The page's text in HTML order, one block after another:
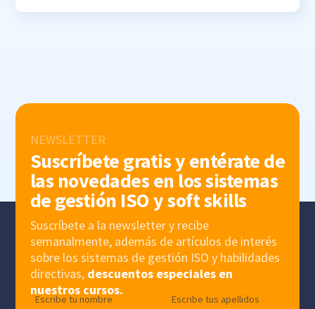
NEWSLETTER
Suscríbete gratis y entérate de
las novedades en los sistemas
de gestión ISO y soft skills
Suscríbete a la newsletter y recibe
semanalmente, además de artículos de interés
sobre los sistemas de gestión ISO y habilidades
directivas, descuentos especiales en
nuestros cursos.